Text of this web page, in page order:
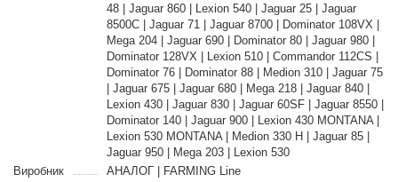
48 | Jaguar 860 | Lexion 540 | Jaguar 25 | Jaguar
8500C | Jaguar 71 | Jaguar 8700 | Dominator 108VX |
Mega 204 | Jaguar 690 | Dominator 80 | Jaguar 980 |
Dominator 128VX | Lexion 510 | Commandor 112CS |
Dominator 76 | Dominator 88 | Medion 310 | Jaguar 75
| Jaguar 675 | Jaguar 680 | Mega 218 | Jaguar 840 |
Lexion 430 | Jaguar 830 | Jaguar 60SF | Jaguar 8550 |
Dominator 140 | Jaguar 900 | Lexion 430 MONTANA |
Lexion 530 MONTANA | Medion 330 H | Jaguar 85 |
Jaguar 950 | Mega 203 | Lexion 530
Виробник
АНАЛОГ | FARMING Line